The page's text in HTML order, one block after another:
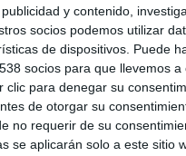
y contenido,
socios podemos utilizar
de dispositivos. Puede
socios para que llevemos
para denegar su
de otorgar su
no requerir de su
se aplicarán solo a este sitio